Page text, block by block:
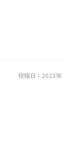
投稿日： 2023